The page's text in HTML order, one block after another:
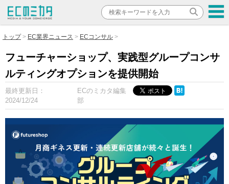
トップ EC業界ニュース ECコンサル
フューチャーショップ、実践型グループコンサ
ルティングオプションを提供開始
最終更新日：
2024/12/24
ECのミカタ編集
部